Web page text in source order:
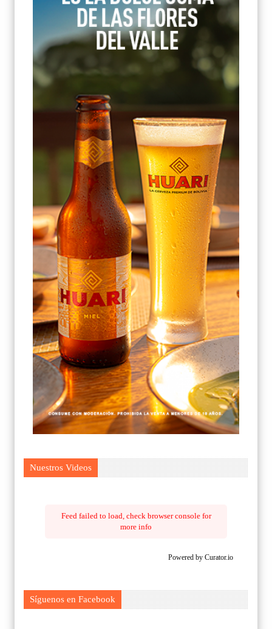
Nuestros Videos
Feed failed to load, check browser console for
more info
Powered by Curator.io
Síguenos en Facebook